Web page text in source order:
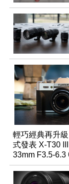
輕巧經典再升
式發表 X-T30
33mm F3.5-6.3